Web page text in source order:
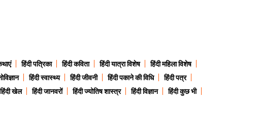
हिंदी पत्रिका हिंदी कविता हिंदी यात्रा विशेष
हिंदी महिला विशेष
हिंदी स्वास्थ्य हिंदी जीवनी हिंदी पकाने की विधि
हिंदी पत्र
हिंदी खेल हिंदी जानवरों हिंदी ज्योतिष शास्त्र हिंदी विज्ञान
हिंदी कुछ भी